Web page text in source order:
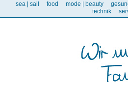
sea | sail food mode | beauty
technik